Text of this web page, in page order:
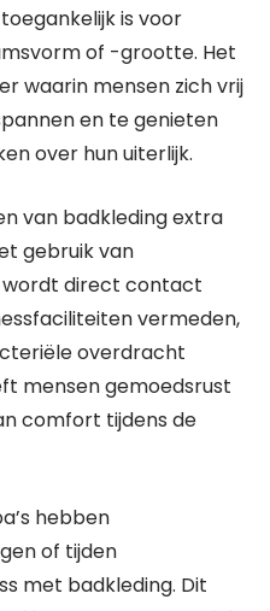
is voor
of -grootte. Het
waarin mensen zich vrij
en te genieten
over hun uiterlijk.
van badkleding extra
gebruik van
wordt direct contact
vermeden,
overdracht
mensen gemoedsrust
comfort tijdens de
hebben
of tijden
met badkleding. Dit